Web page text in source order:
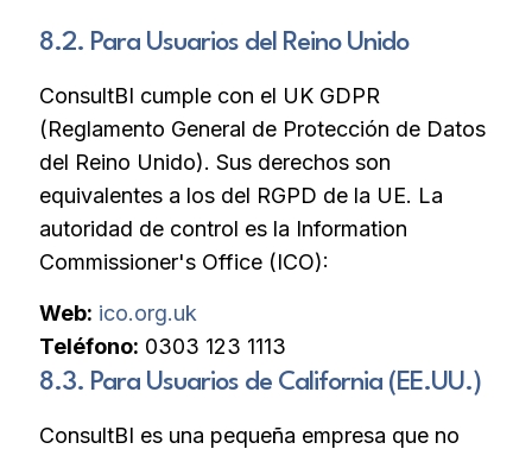
8.2. Para Usuarios del Reino Unido
ConsultBI cumple con el UK GDPR
(Reglamento General de Protección de Datos
del Reino Unido). Sus derechos son
equivalentes a los del RGPD de la UE. La
autoridad de control es la Information
Commissioner's Office (ICO):
Web: ico.org.uk
Teléfono: 0303 123 1113
8.3. Para Usuarios de California (EE.UU.)
ConsultBI es una pequeña empresa que no